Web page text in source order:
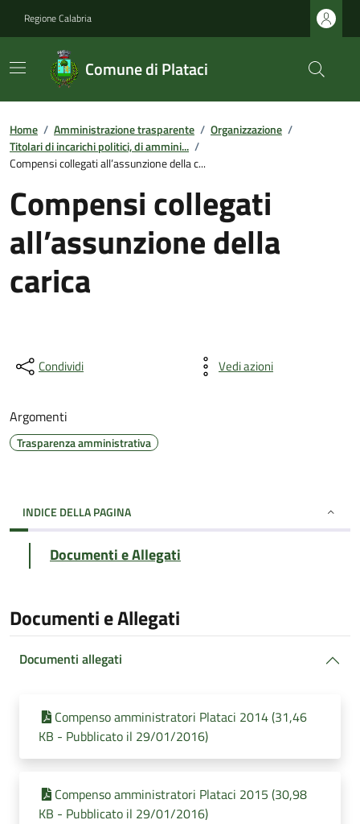
Regione Calabria
Comune di Plataci
Home / Amministrazione trasparente / Organizzazione /
Titolari di incarichi politici, di ammini... /
Compensi collegati all’assunzione della c...
Compensi collegati
all’assunzione della
carica
Condividi Vedi azioni
Argomenti
Trasparenza amministrativa
INDICE DELLA PAGINA
Documenti e Allegati
Documenti e Allegati
Documenti allegati
Compenso amministratori Plataci 2014 (31,46
KB - Pubblicato il 29/01/2016)
Compenso amministratori Plataci 2015 (30,98
KB - Pubblicato il 29/01/2016)